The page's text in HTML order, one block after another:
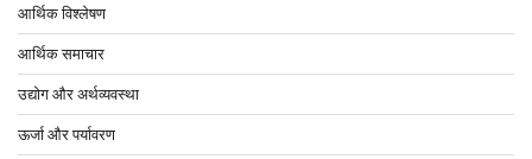
आर्थिक विश्लेषण
आर्थिक समाचार
उद्योग और अर्थव्यवस्था
ऊर्जा और पर्यावरण